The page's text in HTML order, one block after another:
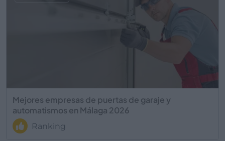
Mejores empresas de puertas de garaje y
automatismos en Málaga 2026
Ranking